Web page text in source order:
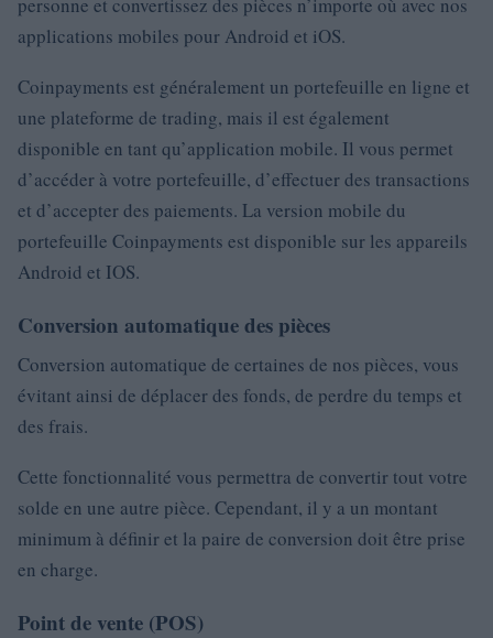
applications mobiles pour Android et iOS.
Coinpayments est généralement un portefeuille en ligne et
une plateforme de trading, mais il est également
disponible en tant qu’application mobile. Il vous permet
d’accéder à votre portefeuille, d’effectuer des transactions
et d’accepter des paiements. La version mobile du
portefeuille Coinpayments est disponible sur les appareils
Android et IOS.
Conversion automatique des pièces
Conversion automatique de certaines de nos pièces, vous
évitant ainsi de déplacer des fonds, de perdre du temps et
des frais.
Cette fonctionnalité vous permettra de convertir tout votre
solde en une autre pièce. Cependant, il y a un montant
minimum à définir et la paire de conversion doit être prise
en charge.
Point de vente (POS)